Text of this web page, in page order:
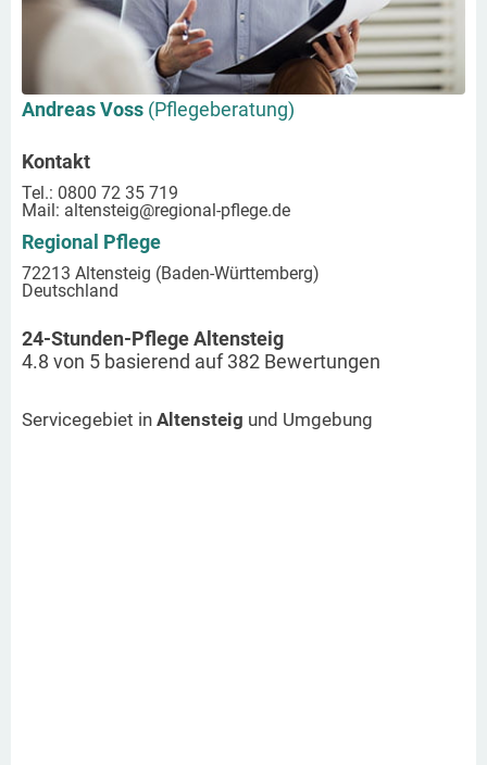
Andreas Voss (Pflegeberatung)
Kontakt
Tel.: 0800 72 35 719
Mail: altensteig@regional-pflege.de
Regional Pflege
72213 Altensteig (Baden-Württemberg)
Deutschland
24-Stunden-Pflege Altensteig
4.8 von 5 basierend auf382 Bewertungen
Servicegebiet in Altensteig und Umgebung